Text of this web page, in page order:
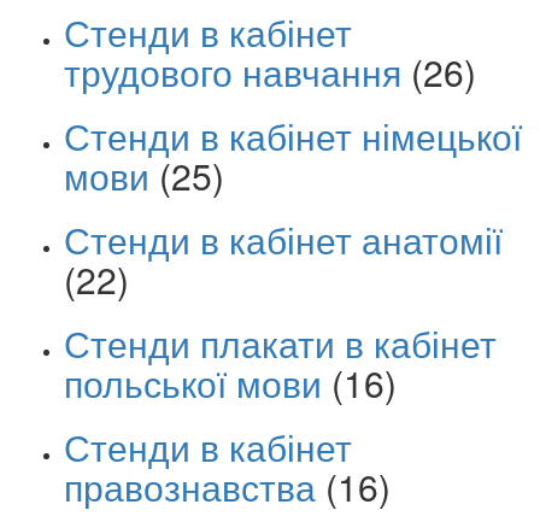
Стенди в кабінет
трудового навчання (26)
Стенди в кабінет німецької
мови (25)
Стенди в кабінет анатомії
(22)
Стенди плакати в кабінет
польської мови (16)
Стенди в кабінет
правознавства (16)